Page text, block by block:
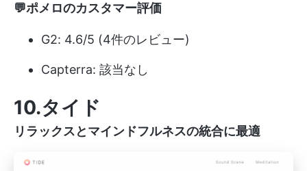
💬ポメロのカスタマー評価
G2: 4.6/5 (4件のレビュー)
Capterra: 該当なし
10.タイド
リラックスとマインドフルネスの統合に最適